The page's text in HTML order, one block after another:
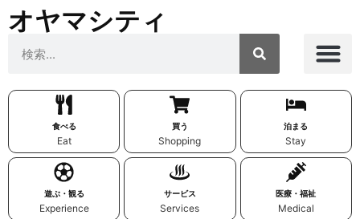
オヤマシティ
食べる
Eat
買う
Shopping
泊まる
Stay
遊ぶ・観る
Experience
サービス
Services
医療・福祉
Medical